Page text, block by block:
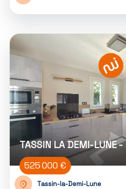
TASSIN LA DEMI-LUNE
525 000 €
Tassin-la-Demi-Lune